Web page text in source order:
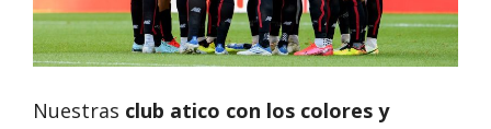
Nuestras club atico con los colores y